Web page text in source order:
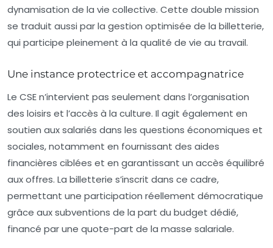
dynamisation de la vie collective. Cette double mission
se traduit aussi par la gestion optimisée de la billetterie,
qui participe pleinement à la qualité de vie au travail.
Une instance protectrice et accompagnatrice
Le CSE n’intervient pas seulement dans l’organisation
des loisirs et l’accès à la culture. Il agit également en
soutien aux salariés dans les questions économiques et
sociales, notamment en fournissant des aides
financières ciblées et en garantissant un accès équilibré
aux offres. La billetterie s’inscrit dans ce cadre,
permettant une participation réellement démocratique
grâce aux subventions de la part du budget dédié,
financé par une quote-part de la masse salariale.